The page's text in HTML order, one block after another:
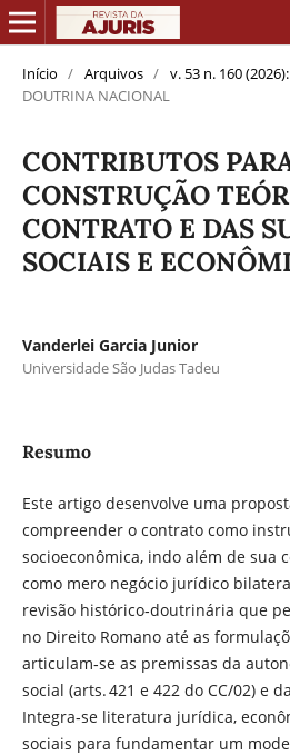
Início / Arquivos / v. 53 n. 160
DOUTRINA NACIONAL
CONTRIBUTOS
CONSTRUÇÃO
CONTRATO E DAS
SOCIAIS E
Vanderlei Garcia Junior
Universidade São Judas Tadeu
Resumo
Este artigo desenvolve uma
compreender o contrato como
socioeconômica, indo além de sua
como mero negócio jurídico
revisão histórico‑doutrinária que
no Direito Romano até as
articulam‑se as premissas da
social (arts. 421 e 422 do CC/02) e
Integra‑se literatura jurídica,
sociais para fundamentar um